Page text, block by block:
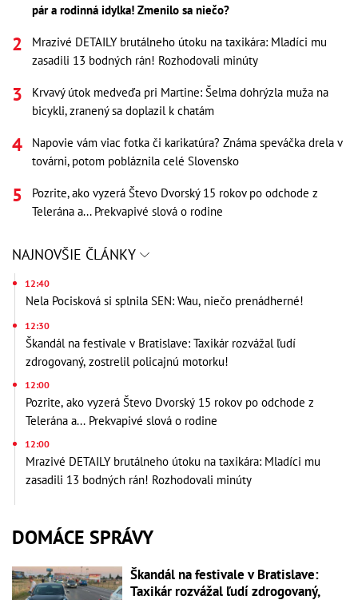
pár a rodinná idylka! Zmenilo sa niečo?
Mrazivé DETAILY brutálneho útoku na taxikára: Mladíci mu
zasadili 13 bodných rán! Rozhodovali minúty
Krvavý útok medveďa pri Martine: Šelma dohrýzla muža na
bicykli, zranený sa doplazil k chatám
Napovie vám viac fotka či karikatúra? Známa speváčka drela v
továrni, potom pobláznila celé Slovensko
Pozrite, ako vyzerá Števo Dvorský 15 rokov po odchode z
Telerána a... Prekvapivé slová o rodine
NAJNOVŠIE ČLÁNKY
12:40
Nela Pocisková si splnila SEN: Wau, niečo prenádherné!
12:30
Škandál na festivale v Bratislave: Taxikár rozvážal ľudí
zdrogovaný, zostrelil policajnú motorku!
12:00
Pozrite, ako vyzerá Števo Dvorský 15 rokov po odchode z
Telerána a... Prekvapivé slová o rodine
12:00
Mrazivé DETAILY brutálneho útoku na taxikára: Mladíci mu
zasadili 13 bodných rán! Rozhodovali minúty
DOMÁCE SPRÁVY
Škandál na festivale v Bratislave:
Taxikár rozvážal ľudí zdrogovaný,